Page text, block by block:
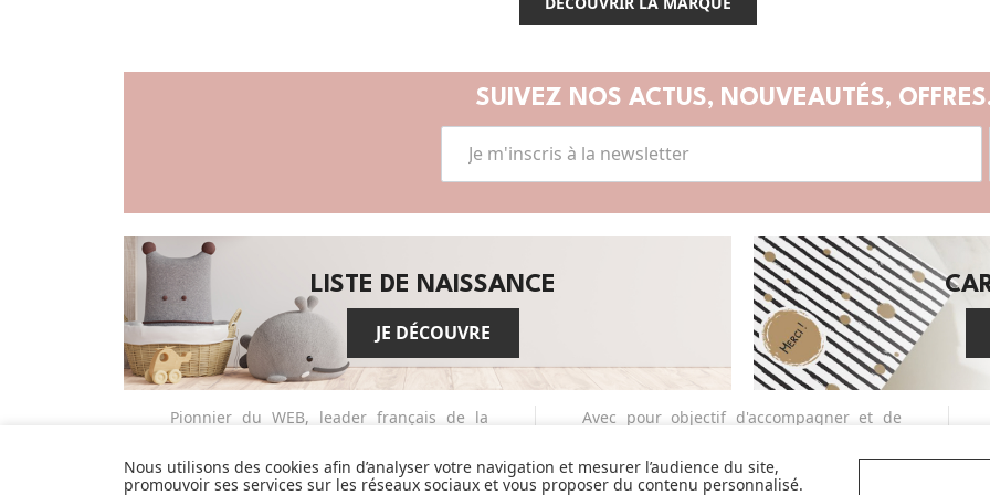
SUIVEZ NOS ACTUS, NOUVEAUTÉS,
LISTE DE NAISSANCE
JE DÉCOUVRE
Pionnier du WEB, leader français de la
depuis plus de 15 ans, Made In Bébé est
heureux d'accompagner chaque jour
Avec pour objectif d'accompagner et de
parents, nous sélectionnons avec exigence
et qualité pour vous en permanence les
Nous utilisons des cookies afin d’analyser votre navigation et mesurer l’audience du site,
promouvoir ses services sur les réseaux sociaux et vous proposer du contenu personnalisé.